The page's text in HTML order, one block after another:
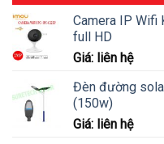
Camera IP Wifi
full HD
Giá: liên hệ
Đèn đường
(150w)
Giá: liên hệ